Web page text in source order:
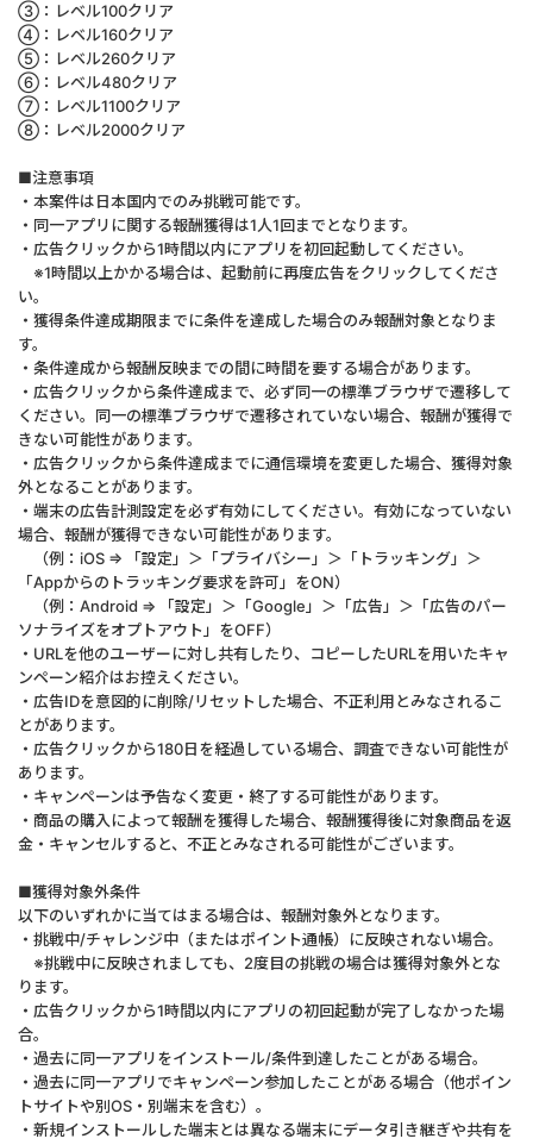
③：レベル100クリア
④：レベル160クリア
⑤：レベル260クリア
⑥：レベル480クリア
⑦：レベル1100クリア
⑧：レベル2000クリア
■注意事項
・本案件は日本国内でのみ挑戦可能です。
・同一アプリに関する報酬獲得は1人1回までとなります。
・広告クリックから1時間以内にアプリを初回起動してください。
※1時間以上かかる場合は、起動前に再度広告をクリックしてくださ
い。
・獲得条件達成期限までに条件を達成した場合のみ報酬対象となりま
す。
・条件達成から報酬反映までの間に時間を要する場合があります。
・広告クリックから条件達成まで、必ず同一の標準ブラウザで遷移して
ください。同一の標準ブラウザで遷移されていない場合、報酬が獲得で
きない可能性があります。
・広告クリックから条件達成までに通信環境を変更した場合、獲得対象
外となることがあります。
・端末の広告計測設定を必ず有効にしてください。有効になっていない
場合、報酬が獲得できない可能性があります。
（例：iOS ⇒ 「設定」＞「プライバシー」＞「トラッキング」＞
「Appからのトラッキング要求を許可」をON）
（例：Android ⇒ 「設定」＞「Google」＞「広告」＞「広告のパー
ソナライズをオプトアウト」をOFF）
・URLを他のユーザーに対し共有したり、コピーしたURLを用いたキャ
ンペーン紹介はお控えください。
・広告IDを意図的に削除/リセットした場合、不正利用とみなされるこ
とがあります。
・広告クリックから180日を経過している場合、調査できない可能性が
あります。
・キャンペーンは予告なく変更・終了する可能性があります。
・商品の購入によって報酬を獲得した場合、報酬獲得後に対象商品を返
金・キャンセルすると、不正とみなされる可能性がございます。
■獲得対象外条件
以下のいずれかに当てはまる場合は、報酬対象外となります。
・挑戦中/チャレンジ中（またはポイント通帳）に反映されない場合。
※挑戦中に反映されましても、2度目の挑戦の場合は獲得対象外とな
ります。
・広告クリックから1時間以内にアプリの初回起動が完了しなかった場
合。
・過去に同一アプリをインストール/条件到達したことがある場合。
・過去に同一アプリでキャンペーン参加したことがある場合（他ポイン
トサイトや別OS・別端末を含む）。
・新規インストールした端末とは異なる端末にデータ引き継ぎや共有を